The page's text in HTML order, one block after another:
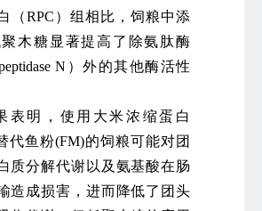
（RPC）组相比，饲粮中添
聚木糖显著提高了除氨肽酶
N）外的其他酶活性
，使用大米浓缩蛋白
代鱼粉(FM)的饲粮可能对团
质分解代谢以及氨基酸在肠
造成损害，进而降低了团头